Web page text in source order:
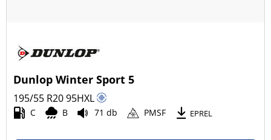
Dunlop Winter Sport 5
195/55 R2095HXL
C B 71 db PMSF EPREL